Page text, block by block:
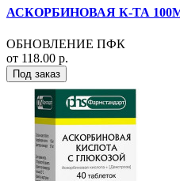
АСКОРБИНОВАЯ К-ТА
ОБНОВЛЕНИЕ ПФК
от 118.00 р.
Под заказ